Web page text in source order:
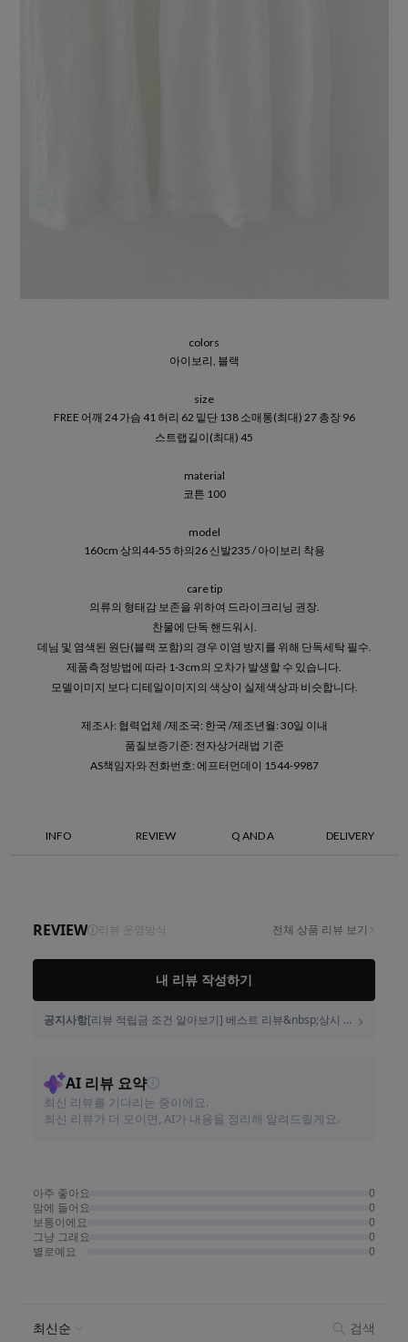
colors
아이보리, 블랙
size
FREE 어깨 24 가슴 41 허리 62 밑단 138 소매통(최대) 27 총장 96
스트랩길이(최대) 45
material
코튼 100
model
160cm 상의44-55 하의26 신발235 / 아이보리 착용
care tip
의류의 형태감 보존을 위하여 드라이크리닝 권장.
찬물에 단독 핸드워시.
데님 및 염색된 원단(블랙 포함)의 경우 이염 방지를 위해 단독세탁 필수.
제품측정방법에 따라 1-3cm의 오차가 발생할 수 있습니다.
모델이미지 보다 디테일이미지의 색상이 실제색상과 비슷합니다.
제조사: 협력업체 /제조국: 한국 /제조년월: 30일 이내
품질보증기준: 전자상거래법 기준
AS책임자와 전화번호: 에프터먼데이 1544-9987
INFO REVIEW Q AND A DELIVERY